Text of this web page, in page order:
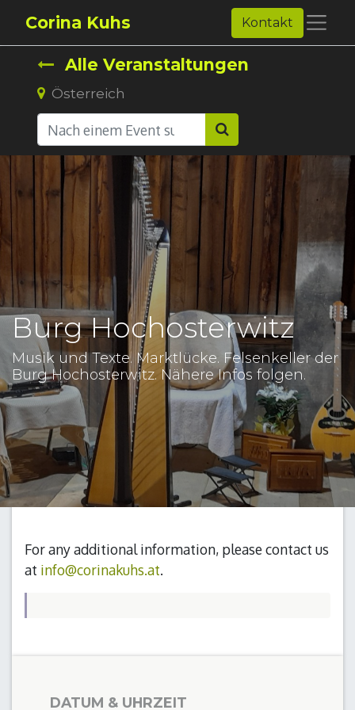
Corina Kuhs Kontakt
Alle Veranstaltungen
Österreich
Burg Hochosterwitz
Musik und Texte. Marktlücke. Felsenkeller der
Burg Hochosterwitz. Nähere Infos folgen.
For any additional information, please contact us
at info@corinakuhs.at.
DATUM & UHRZEIT